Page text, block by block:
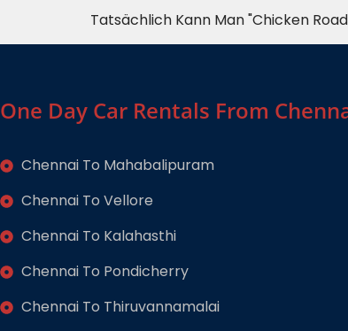
Tatsächlich Kann Man "Chicken
One Day Car Rentals From
Chennai To Mahabalipuram
Chennai To Vellore
Chennai To Kalahasthi
Chennai To Pondicherry
Chennai To Thiruvannamalai